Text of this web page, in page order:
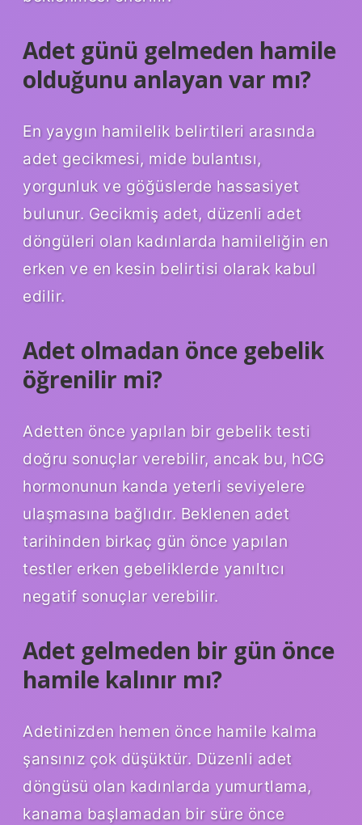
Adet günü gelmeden hamile
olduğunu anlayan var mı?
En yaygın hamilelik belirtileri arasında
adet gecikmesi, mide bulantısı,
yorgunluk ve göğüslerde hassasiyet
bulunur. Gecikmiş adet, düzenli adet
döngüleri olan kadınlarda hamileliğin en
erken ve en kesin belirtisi olarak kabul
edilir.
Adet olmadan önce gebelik
öğrenilir mi?
Adetten önce yapılan bir gebelik testi
doğru sonuçlar verebilir, ancak bu, hCG
hormonunun kanda yeterli seviyelere
ulaşmasına bağlıdır. Beklenen adet
tarihinden birkaç gün önce yapılan
testler erken gebeliklerde yanıltıcı
negatif sonuçlar verebilir.
Adet gelmeden bir gün önce
hamile kalınır mı?
Adetinizden hemen önce hamile kalma
şansınız çok düşüktür. Düzenli adet
döngüsü olan kadınlarda yumurtlama,
kanama başlamadan bir süre önce